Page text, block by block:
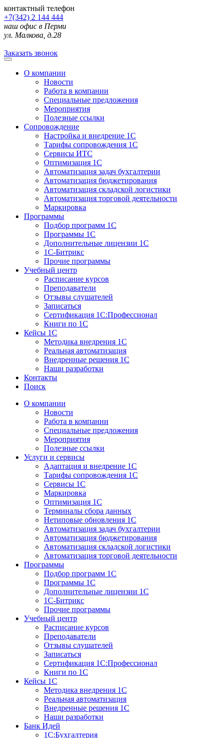
контактный телефон
+7(342) 2 144 444
наш офис в Перми
ул. Малкова, д.28
Заказать звонок
О компании
Новости
Работа в компании
Специальные предложения
Мероприятия
Полезные ссылки
Сопровождение
Настройка и внедрение 1С
Тарифы сопровождения 1С
Сервисы ИТС
Оптимизация 1С
Автоматизация задач бухгалтерии
Автоматизация бюджетирования
Автоматизация складской логистики
Автоматизация торговой деятельности
Маркировка
Программы
Подбор программ 1С
Программы 1С
Дополнительные лицензии 1С
1С-Битрикс
Прочие программы
Учебный центр
Расписание курсов
Преподаватели
Отзывы слушателей
Записаться
Сертификация 1С:Профессионал
Книги по 1С
Кейсы 1С
Методика внедрения 1С
Реальная автоматизация
Внедренные решения 1С
Наши разработки
Контакты
Поиск
О компании
Новости
Работа в компании
Специальные предложения
Мероприятия
Полезные ссылки
Услуги и сервисы
Адаптация и внедрение 1С
Тарифы сопровождения 1С
Сервисы 1С
Маркировка
Оптимизация 1С
Терминалы сбора данных
Нетиповые обновления 1С
Автоматизация задач бухгалтерии
Автоматизация бюджетирования
Автоматизация складской логистики
Автоматизация торговой деятельности
Программы
Подбор программ 1С
Программы 1С
Дополнительные лицензии 1С
1С-Битрикс
Прочие программы
Учебный центр
Расписание курсов
Преподаватели
Отзывы слушателей
Записаться
Сертификация 1С:Профессионал
Книги по 1С
Кейсы 1С
Методика внедрения 1С
Реальная автоматизация
Внедренные решения 1С
Наши разработки
Банк Идей
1С:Бухгалтерия